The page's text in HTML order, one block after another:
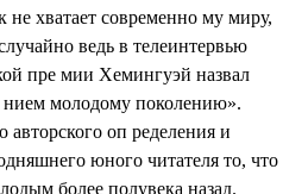
хватает современно му миру,
ведь в телеинтервью
пре мии Хемингуэй назвал
нием молодому поколению».
оп ределения и
юного читателя то, что
более полувека назад.